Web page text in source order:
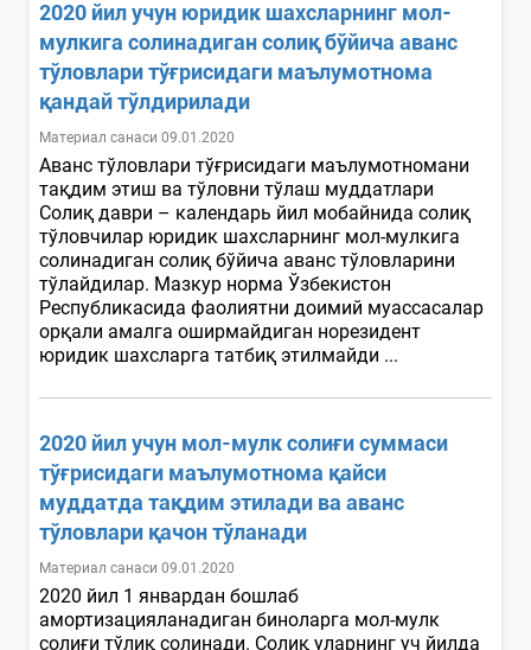
2020 йил учун юридик шахсларнинг мол-
мулкига солинадиган солиқ бўйича аванс
тўловлари тўғрисидаги маълумотнома
қандай тўлдирилади
Материал санаси 09.01.2020
Аванс тўловлари тўғрисидаги маълумотномани
тақдим этиш ва тўловни тўлаш муддатлари
Солиқ даври – календарь йил мобайнида солиқ
тўловчилар юридик шахсларнинг мол-мулкига
солинадиган солиқ бўйича аванс тўловларини
тўлайдилар. Мазкур норма Ўзбекистон
Республикасида фаолиятни доимий муассасалар
орқали амалга оширмайдиган норезидент
юридик шахсларга татбиқ этилмайди ...
2020 йил учун мол-мулк солиғи суммаси
тўғрисидаги маълумотнома қайси
муддатда тақдим этилади ва аванс
тўловлари қачон тўланади
Материал санаси 09.01.2020
2020 йил 1 январдан бошлаб
амортизацияланадиган биноларга мол-мулк
солиғи тўлиқ солинади. Солиқ уларнинг уч йилда